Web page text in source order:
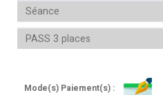
Séance
PASS 3 places
Mode(s) Paiement(s) :